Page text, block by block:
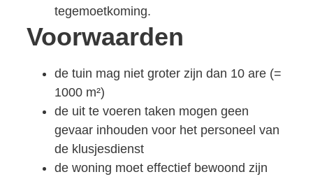
tegemoetkoming.
Voorwaarden
de tuin mag niet groter zijn dan 10 are (=
1000 m²)
de uit te voeren taken mogen geen
gevaar inhouden voor het personeel van
de klusjesdienst
de woning moet effectief bewoond zijn